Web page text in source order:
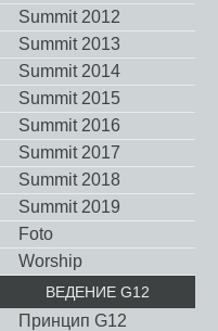
Summit 2012
Summit 2013
Summit 2014
Summit 2015
Summit 2016
Summit 2017
Summit 2018
Summit 2019
Foto
Worship
ВЕДЕНИЕ G12
Принцип G12